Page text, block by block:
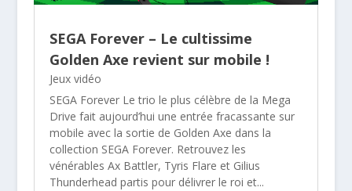
SEGA Forever – Le cultissime
Golden Axe revient sur mobile !
Jeux vidéo
SEGA Forever Le trio le plus célèbre de la Mega
Drive fait aujourd’hui une entrée fracassante sur
mobile avec la sortie de Golden Axe dans la
collection SEGA Forever. Retrouvez les
vénérables Ax Battler, Tyris Flare et Gilius
Thunderhead partis pour délivrer le roi et...